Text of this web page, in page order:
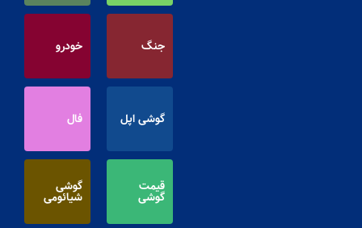
جنگ خودرو
گوشی اپل فال
قیمت
گوشی
گوشی
شیائومی